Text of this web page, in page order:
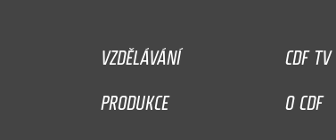
VZDĚLÁVÁNÍ
CDF TV
PRODUKCE
O CDF